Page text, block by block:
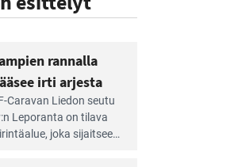
rannalla
irti arjesta
Caravan Liedon seutu
Leporanta on tilava
joka sijaitsee